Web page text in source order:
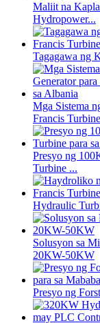
Maliit na
Hydropower...
Tagagawa ng
Mga Sistema
Francis
Presyo ng
Turbine ...
Hydraulic
Solusyon sa
20KW-50KW
Presyo ng